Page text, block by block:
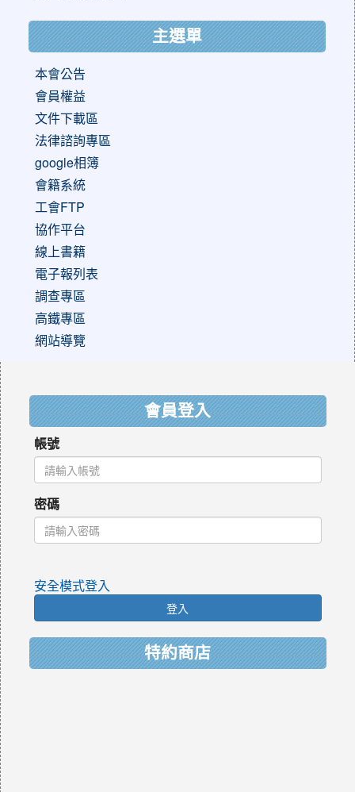
主選單
本會公告
會員權益
文件下載區
法律諮詢專區
google相簿
會籍系統
工會FTP
協作平台
線上書籍
電子報列表
調查專區
高鐵專區
網站導覽
會員登入
帳號
密碼
安全模式登入
登入
特約商店